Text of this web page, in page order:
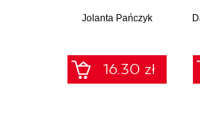
podstawowej.
Jolanta Pańczyk
16.30 zł